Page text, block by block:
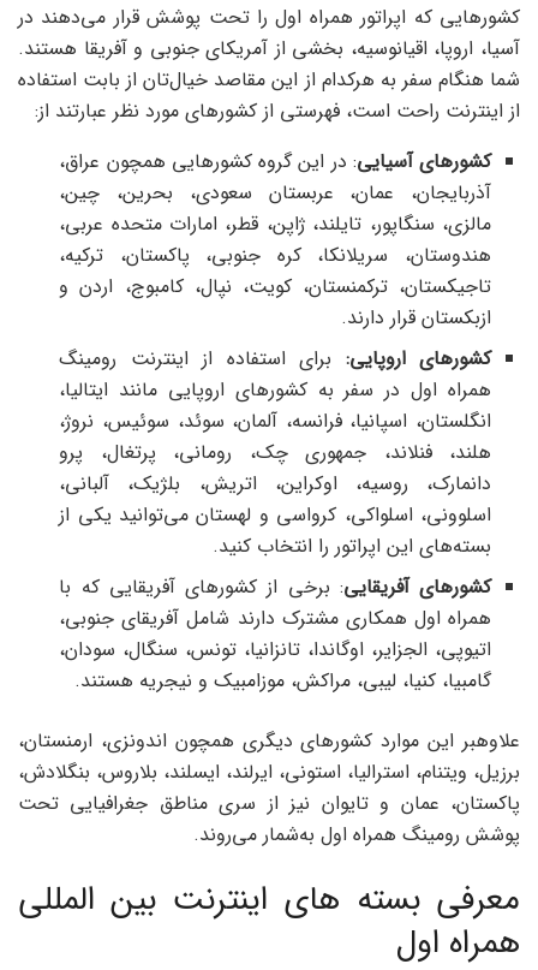
کشورهایی که اپراتور همراه اول را تحت پوشش قرار می‌دهند در
آسیا، اروپا، اقیانوسیه، بخشی از آمریکای جنوبی و آفریقا هستند.
شما هنگام سفر به هرکدام از این مقاصد خیال‌تان از بابت استفاده
از اینترنت راحت است، فهرستی از کشورهای مورد نظر عبارتند از:
کشورهای آسیایی: در این گروه کشورهایی همچون عراق،
آذربایجان، عمان، عربستان سعودی، بحرین، چین،
مالزی، سنگاپور، تایلند، ژاپن، قطر، امارات متحده عربی،
هندوستان، سریلانکا، کره جنوبی، پاکستان، ترکیه،
تاجیکستان، ترکمنستان، کویت، نپال، کامبوج، اردن و
ازبکستان قرار دارند.
کشورهای اروپایی: برای استفاده از اینترنت رومینگ
همراه اول در سفر به کشورهای اروپایی مانند ایتالیا،
انگلستان، اسپانیا، فرانسه، آلمان، سوئد، سوئیس، نروژ،
هلند، فنلاند، جمهوری چک، رومانی، پرتغال، پرو
دانمارک، روسیه، اوکراین، اتریش، بلژیک، آلبانی،
اسلوونی، اسلواکی، کرواسی و لهستان می‌توانید یکی از
بسته‌های این اپراتور را انتخاب کنید.
کشورهای آفریقایی: برخی از کشورهای آفریقایی که با
همراه اول همکاری مشترک دارند شامل آفریقای جنوبی،
اتیوپی، الجزایر، اوگاندا، تانزانیا، تونس، سنگال، سودان،
گامبیا، کنیا، لیبی، مراکش، موزامبیک و نیجریه هستند.
علاوه‎بر این موارد کشورهای دیگری همچون اندونزی، ارمنستان،
برزیل، ویتنام، استرالیا، استونی، ایرلند، ایسلند، بلاروس، بنگلادش،
پاکستان، عمان و تایوان نیز از سری مناطق جغرافیایی تحت
پوشش رومینگ همراه اول به‌شمار می‌روند.
معرفی بسته های اینترنت بین المللی
همراه اول